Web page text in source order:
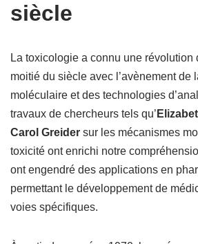
siècle
La toxicologie a connu une révolution
moitié du siècle avec l’avènement de
moléculaire et des technologies
travaux de chercheurs tels qu’
Carol Greider sur les mécanismes
toxicité ont enrichi notre
ont engendré des applications en
permettant le développement de
voies spécifiques.